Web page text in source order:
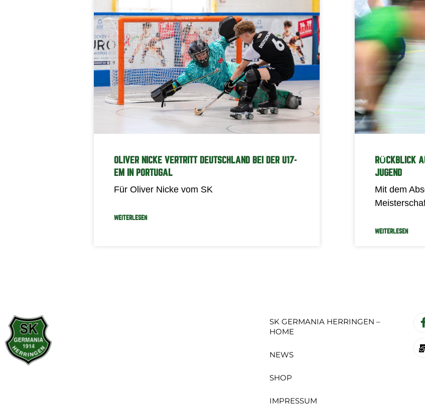
OLIVER NICKE VERTRITT DEUTSCHLAND BEI DER U17-
EM IN PORTUGAL
Für Oliver Nicke vom SK
WEITERLESEN
RÜCKBLICK
JUGEND
Mit dem
WEITERLESEN
SK GERMANIA HERRINGEN –
HOME
NEWS
SHOP
IMPRESSUM